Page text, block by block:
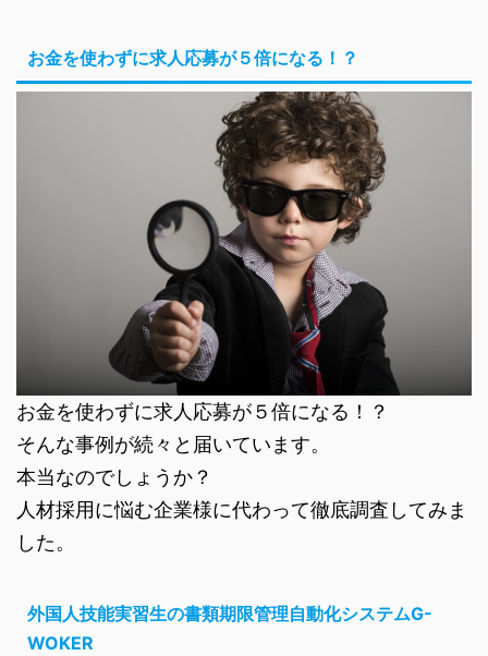
お金を使わずに求人応募が５倍になる！？
お金を使わずに求人応募が５倍になる！？
そんな事例が続々と届いています。
本当なのでしょうか？
人材採用に悩む企業様に代わって徹底調査してみま
した。
外国人技能実習生の書類期限管理自動化システムG-
WOKER